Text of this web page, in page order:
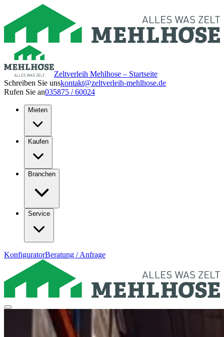
Zeltverleih Mehlhose – Startseite
Schreiben Sie unskontakt@zeltverleih-mehlhose.de
Rufen Sie an035875 / 60024
Mieten
Kaufen
Branchen
Service
KonfiguratorBeratung / Anfrage